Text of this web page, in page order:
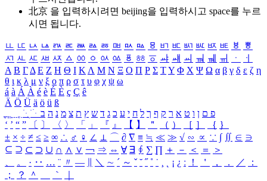
北京 을 입력하시려면 beijing을 입력하시고 space를 누르
시면 됩니다.
ㅥ ㅦ ㅧ ㅨ ㅩ ㅪ ㅫ ㅬ ㅭ ㅮ ㅯ ㅰ ㅱ ㅲ ㅳ ㅴ ㅵ ㅶ ㅷ ㅸ
ㅹ
ㅺ ㅻ ㅼ ㅽ ㅾ ㅿ ㆀ ㆁ ㆂ ㆃ ㆄ ㆅ ㆆ ㆇ ㆈ ㆉ ㆊ ㆋ ㆌ ㆍ
ㆎ
Α Β ΓΔ Ε Ζ Η Θ Ι ΚΛ Μ Ν Ξ Ο Π Ρ Σ ΤΥ Φ Χ Ψ Ω α β γ δ ε ζ η
θ ι κ λ μ ν ξ ο π ρ σ τ υ φ χ ψ ω
á à Á À é è É È ç Ç ê
Ä Ö Ü ä ö ü ß
ִֶֹ ֻּ ׁׂ פ ם ן ו ט א ר ק ף ך ל ח י ע כ ג ד ש ץ ת צ מ נ ה ב
‘ ’ “ ” 〔 〕 〈 〉 「 」 『 』 【 】 ＂ （ ） ［ ］ ｛ ｝
± × ÷ ≠ ≤ ≥ ∞ ∴ ♂ ♀ ∠ ⊥ ⌒ ∂ ∇ ≡ ≒ ≪ ≫ √ ∽ ∝ ∵ ∫ ∬ ∈ ∋
⊆ ⊇ ⊂ ⊃ ∪ ∩ ∧ ∨ ￢ ⇒ ⇔ ∀ ∃ ∮ ∑ ∏ ＋ － ＜ ＝
＞
、
。 · ‥ … ¨ 〃 ― ＼ ∼ ´ ～ ˇ ˘ ˝ ˚ ˙ ¸ ¡ ¿ ː ！ ＇ ， ． ／
：
；
？ ＾ ｀